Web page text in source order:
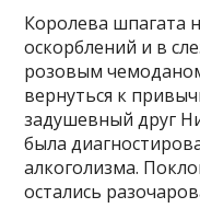
Королева шпагата
оскорблений и в
розовым
вернуться к
задушевный друг
была
алкоголизма.
остались